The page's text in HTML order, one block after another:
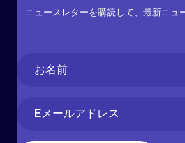
ニュースレターを購読して、最新ニュ
Name(必